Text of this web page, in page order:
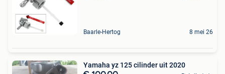
Baarle-Hertog 8 mei 26
Yamaha yz 125 cilinder uit 2020